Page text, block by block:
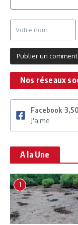
Nos réseaux
Facebook
J'aime
A la Une
1